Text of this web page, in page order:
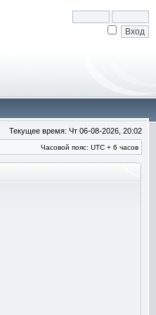
Текущее время: Чт 06-08-2026, 20:02
Часовой пояс: UTC + 6 часов